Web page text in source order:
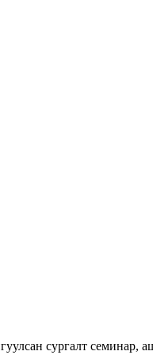
сургалт семинар,